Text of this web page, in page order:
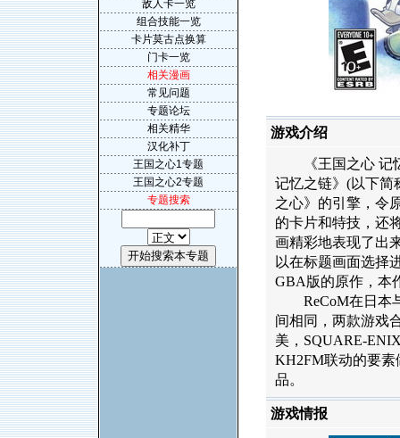
游戏介绍
《王国之心 记忆
记忆之链》(以下简
之心》的引擎，令
的卡片和特技，还
画精彩地表现了出
以在标题画面选择
GBA版的原作，本
ReCoM在日本
间相同，两款游戏
美，SQUARE-
KH2FM联动的要
品。
游戏情报
敌人卡一览
组合技能一览
卡片莫古点换算
门卡一览
相关漫画
常见问题
专题论坛
相关精华
汉化补丁
王国之心1专题
王国之心2专题
专题搜索